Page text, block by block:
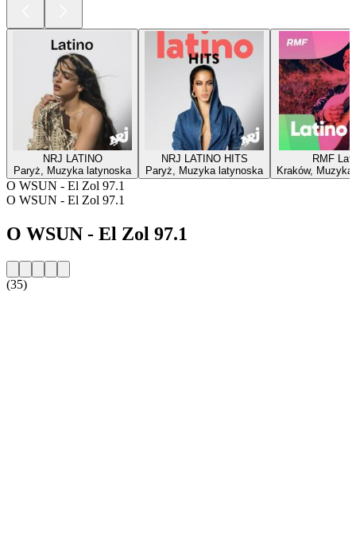
NRJ LATINO
Paryż, Muzyka latynoska
NRJ LATINO HITS
Paryż, Muzyka latynoska
RMF
Kraków,
O WSUN - El Zol 97.1
O WSUN - El Zol 97.1
O WSUN - El Zol 97.1
(35)